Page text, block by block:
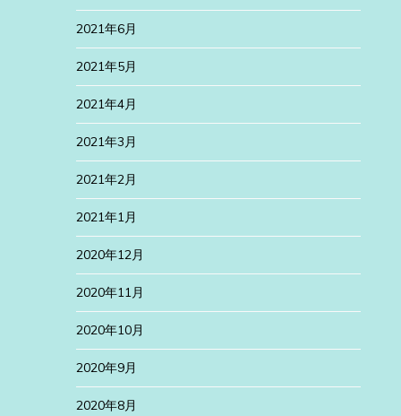
2021年6月
2021年5月
2021年4月
2021年3月
2021年2月
2021年1月
2020年12月
2020年11月
2020年10月
2020年9月
2020年8月